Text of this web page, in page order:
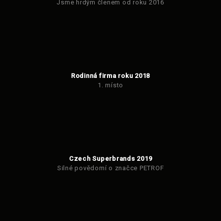
Jsme hrdým členem od roku 2016
Rodinná firma roku 2018
1. místo
Czech Superbrands 2019
Silné povědomí o značce PETROF